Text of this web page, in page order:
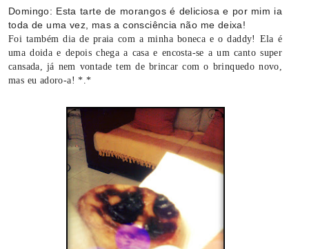
Domingo: Esta tarte de morangos é deliciosa e por mim ia
toda de uma vez, mas a consciência não me deixa!
Foi também dia de praia com a minha boneca e o daddy! Ela é
uma doida e depois chega a casa e encosta-se a um canto super
cansada, já nem vontade tem de brincar com o brinquedo novo,
mas eu adoro-a! *.*